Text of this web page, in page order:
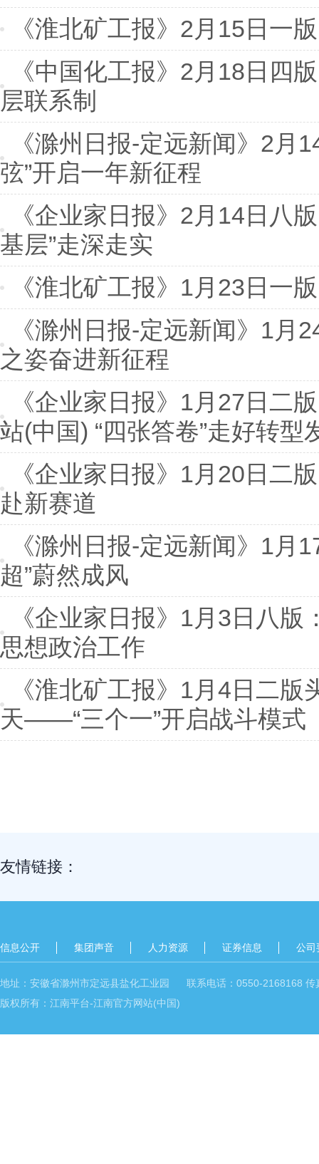
《淮北矿工报》2月15日一
《中国化工报》2月18日四
层联系制
《滁州日报-定远新闻》2月
弦”开启一年新征程
《企业家日报》2月14日八
基层”走深走实
《淮北矿工报》1月23日一
《滁州日报-定远新闻》1月
之姿奋进新征程
《企业家日报》1月27日二
站(中国) “四张答卷”走好转型
《企业家日报》1月20日二
赴新赛道
《滁州日报-定远新闻》1月
超”蔚然成风
《企业家日报》1月3日八
思想政治工作
《淮北矿工报》1月4日二
天——“三个一”开启战斗模式
友情链接：
信息公开 集团声音 人力资源 证券信息 公司
地址：安徽省滁州市定远县盐化工业园 联系电话：0550-2168168
版权所有：江南平台-江南官方网站(中国)